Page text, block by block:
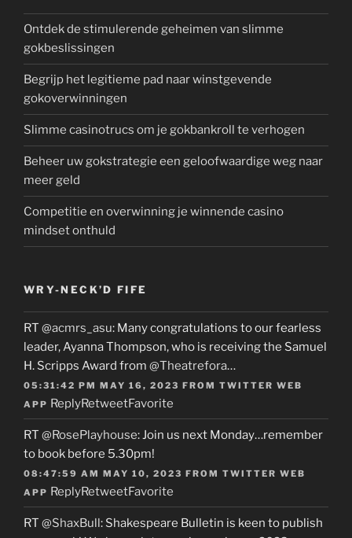
Ontdek de stimulerende geheimen van slimme
gokbeslissingen
Begrijp het legitieme pad naar winstgevende
gokoverwinningen
Slimme casinotrucs om je gokbankroll te verhogen
Beheer uw gokstrategie een geloofwaardige weg naar
meer geld
Competitie en overwinning je winnende casino
mindset onthuld
WRY-NECK’D FIFE
RT @acmrs_asu: Many congratulations to our fearless
leader, Ayanna Thompson, who is receiving the Samuel
H. Scripps Award from @Theatrefora…
05:31:42 PM MAY 16, 2023 FROM TWITTER WEB
APP ReplyRetweetFavorite
RT @RosePlayhouse: Join us next Monday…remember
to book before 5.30pm!
08:47:59 AM MAY 10, 2023 FROM TWITTER WEB
APP ReplyRetweetFavorite
RT @ShaxBull: Shakespeare Bulletin is keen to publish